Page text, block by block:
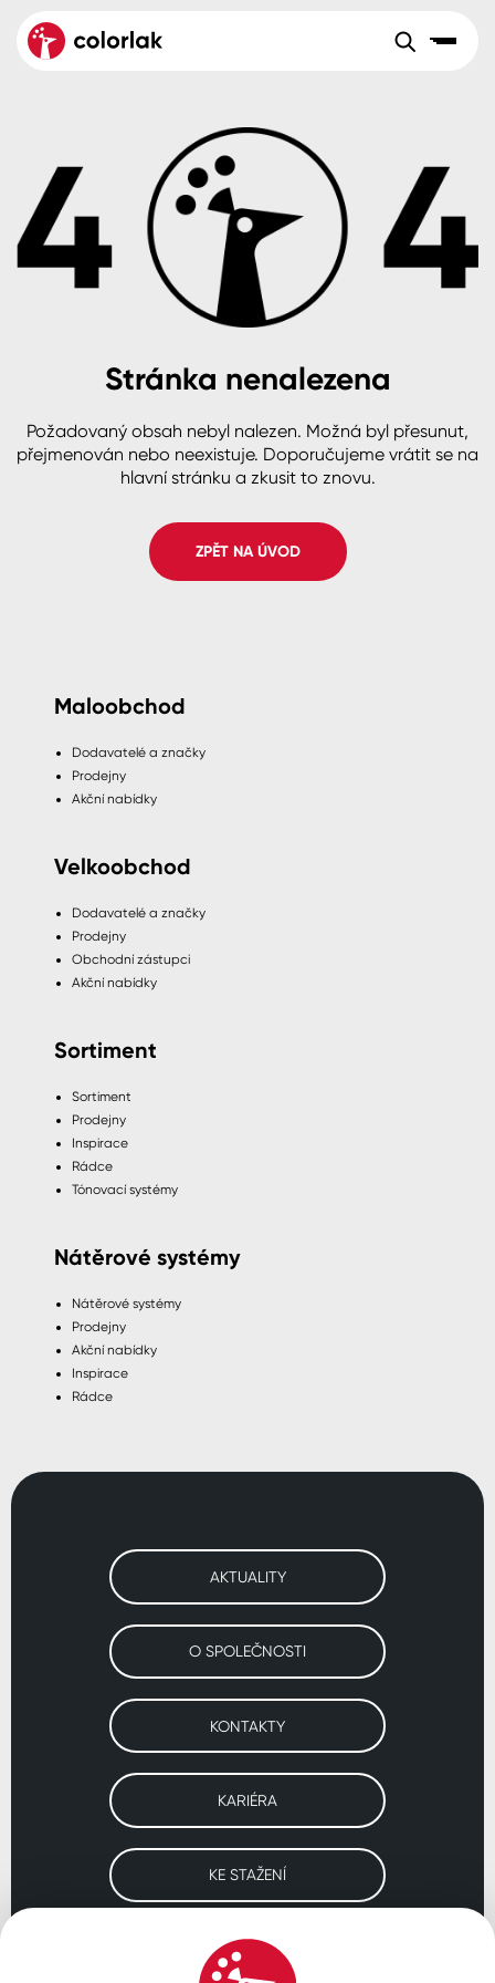
Velkoobchod Sortiment
Aktuality
Reference
O společnosti
B2B +420 800 145 555Po – Pá: 8:00–15:00
Česko
Slovensko Polsko Worldwide
Dřevo
Beton, asfalt, minerální podklady
Plast, sklo, keramika
Stěny
Fasády
Spreje
Colorlak Dekor
Colorlak Profi
Colorlak Pta
Stránka nenalezena
Požadovaný obsah nebyl nalezen. Možná byl přesunut,
přejmenován nebo neexistuje. Doporučujeme vrátit se na
hlavní stránku a zkusit to znovu.
ZPĚT NA ÚVOD
Maloobchod
Dodavatelé a značky
Prodejny
Akční nabídky
Velkoobchod
Dodavatelé a značky
Prodejny
Obchodní zástupci
Akční nabídky
Sortiment
Sortiment
Prodejny
Inspirace
Rádce
Tónovací systémy
Nátěrové systémy
Nátěrové systémy
Prodejny
Akční nabídky
Inspirace
Rádce
AKTUALITY
O SPOLEČNOSTI
KONTAKTY
KARIÉRA
KE STAŽENÍ
Navštivte naše pobočky